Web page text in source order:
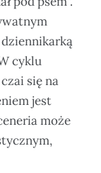
cyklu
się na
jest
może